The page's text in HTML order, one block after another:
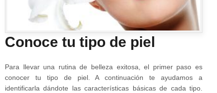
Conoce tu tipo de piel
Para llevar una rutina de belleza exitosa, el primer paso es
conocer tu tipo de piel. A continuación te ayudamos a
identificarla dándote las características básicas de cada tipo.